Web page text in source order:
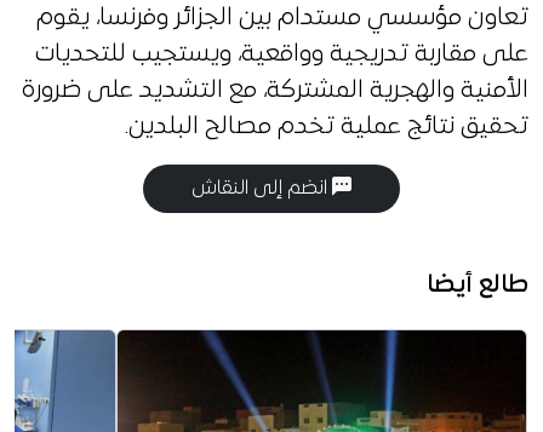
تعاون مؤسسي مستدام بين الجزائر وفرنسا، يقوم
على مقاربة تدريجية وواقعية، ويستجيب للتحديات
الأمنية والهجرية المشتركة، مع التشديد على ضرورة
تحقيق نتائج عملية تخدم مصالح البلدين.
انضم إلى النقاش
طالع أيضا